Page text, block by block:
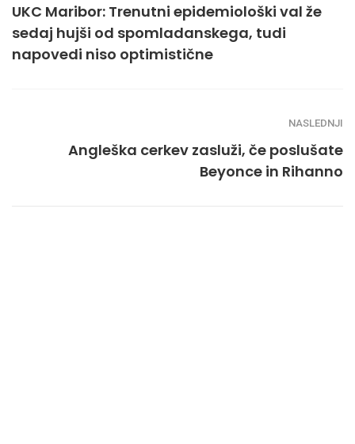
UKC Maribor: Trenutni epidemiološki val že
sedaj hujši od spomladanskega, tudi
napovedi niso optimistične
NASLEDNJI
Angleška cerkev zasluži, če poslušate
Beyonce in Rihanno